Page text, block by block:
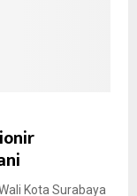
Kota Surabaya